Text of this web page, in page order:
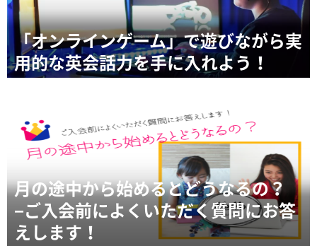
「オンラインゲーム」で遊びながら実
用的な英会話力を手に入れよう！
月の途中から始めるとどうなるの？
−ご入会前によくいただく質問にお答
えします！